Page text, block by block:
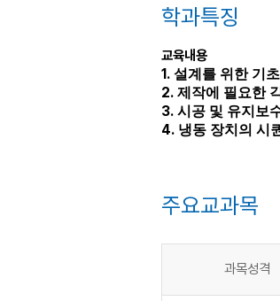
학과특징
교육내용
1. 설계를 위한 기
2. 제작에 필요한
3. 시공 및 유지보
4. 냉동 장치의 시
주요교과목
과목성격